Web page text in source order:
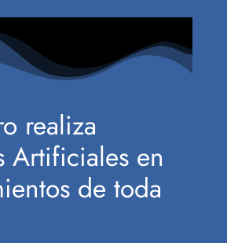
realiza
Artificiales en
de toda